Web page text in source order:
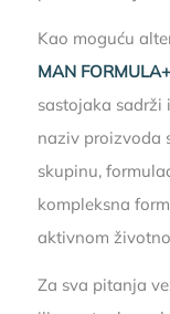
Kao moguću
MAN FORMULA+
sastojaka sadrži i
naziv proizvoda
skupinu,
kompleksna
aktivnom
Za sva pitanja